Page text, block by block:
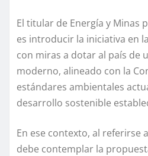
El titular de Energía y Minas
es introducir la iniciativa en
con miras a dotar al país de
moderno, alineado con la
estándares ambientales
desarrollo sostenible
En ese contexto, al referirse
debe contemplar la